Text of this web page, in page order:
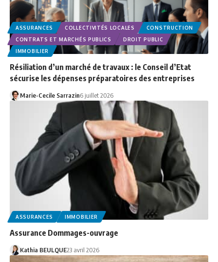
ASSURANCES COLLECTIVITÉS LOCALES
CONSTRUCTION
CONTRATS ET MARCHÉS PUBLICS
DROIT PUBLIC
IMMOBILIER
Résiliation d’un marché de travaux : le Conseil d’Etat
sécurise les dépenses préparatoires des entreprises
Marie-Cecile Sarrazin6 juillet 2026
ASSURANCES IMMOBILIER
Assurance Dommages-ouvrage
Kathia BEULQUE23 avril 2026